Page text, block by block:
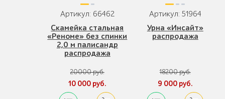
Артикул: 66462
Скамейка стальная
«Реноме» без спинки
2,0 м палисандр
распродажа
20000 руб.
10 000 руб.
Артикул: 51964
Урна «Инсайт»
распродажа
18200 руб.
9 000 руб.